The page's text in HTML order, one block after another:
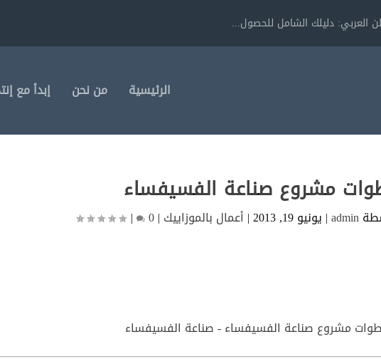
دليلك الشامل للحصول...
الرئيسية من نحن إبدأ مع
مشروع صناعة الفسيفساء
admin
| يونيو 19, 2013 | أعمال بالموزاييك |
0
|